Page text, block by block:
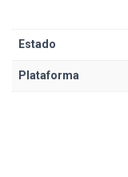
Estado
Plataforma